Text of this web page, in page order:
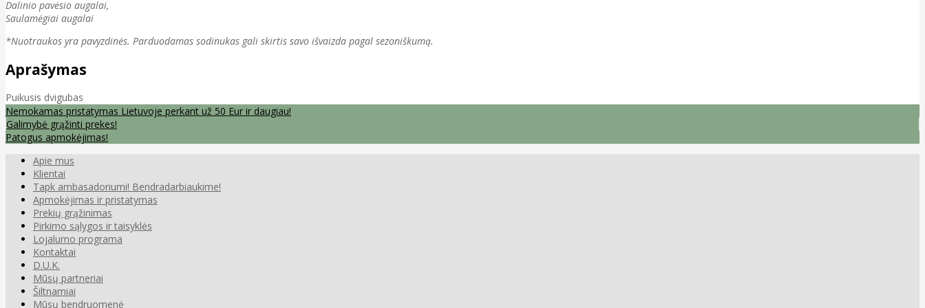
Dalinio pavėsio augalai,
Saulamėgiai augalai
*Nuotraukos yra pavyzdinės. Parduodamas sodinukas gali skirtis savo išvaizda pagal sezoniškumą.
Aprašymas
Puikusis dvigubas
Nemokamas pristatymas Lietuvoje perkant už 50 Eur ir daugiau!
Galimybė grąžinti prekes!
Patogus apmokėjimas!
Apie mus
Klientai
Tapk ambasadoriumi! Bendradarbiaukime!
Apmokėjimas ir pristatymas
Prekių grąžinimas
Pirkimo sąlygos ir taisyklės
Lojalumo programa
Kontaktai
D.U.K.
Mūsų partneriai
Šiltnamiai
Mūsų bendruomenė